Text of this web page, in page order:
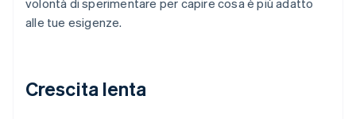
volontà di sperimentare per capire cosa è più adatto
alle tue esigenze.
Crescita lenta